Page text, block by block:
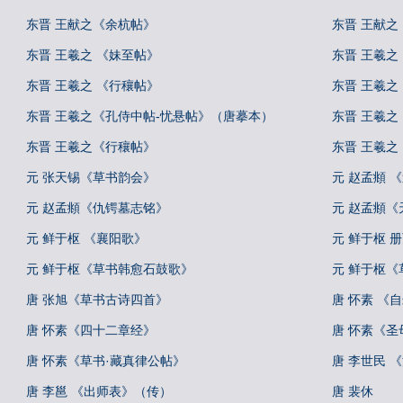
东晋 王献之《余杭帖》 东晋 王献之
东晋 王羲之 《妹至帖》 东晋 王羲之
东晋 王羲之 《行穰帖》 东晋 王羲之
东晋 王羲之《孔侍中帖-忧悬帖》（唐摹本） 东晋 王羲之
东晋 王羲之《行穰帖》 东晋 王羲之
元 张天锡《草书韵会》 元 赵孟頫
元 赵孟頫《仇锷墓志铭》 元 赵孟頫《
元 鲜于枢 《襄阳歌》 元 鲜于枢
元 鲜于枢《草书韩愈石鼓歌》 元 鲜于枢《
唐 张旭《草书古诗四首》 唐 怀素 《
唐 怀素《四十二章经》 唐 怀素《圣
唐 怀素《草书·藏真律公帖》 唐 李世民
唐 李邕 《出师表》（传） 唐 裴休